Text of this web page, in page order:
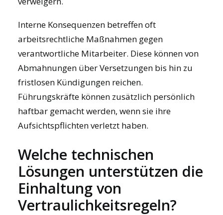
Interne Konsequenzen betreffen oft
arbeitsrechtliche Maßnahmen gegen
verantwortliche Mitarbeiter. Diese können von
Abmahnungen über Versetzungen bis hin zu
fristlosen Kündigungen reichen.
Führungskräfte können zusätzlich persönlich
haftbar gemacht werden, wenn sie ihre
Aufsichtspflichten verletzt haben.
Welche technischen
Lösungen unterstützen die
Einhaltung von
Vertraulichkeitsregeln?